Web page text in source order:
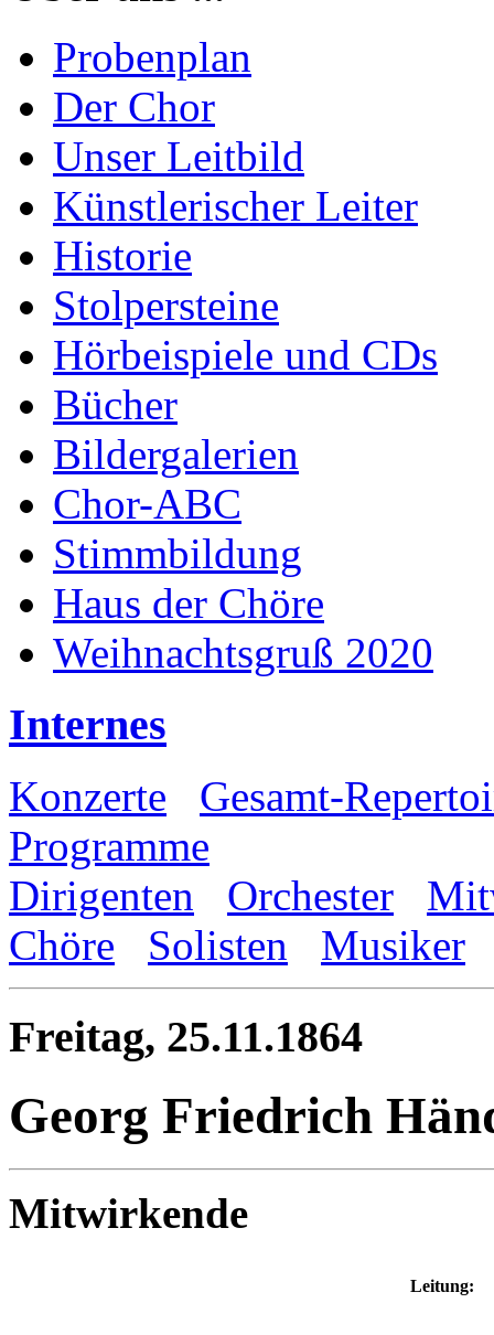
Probenplan
Der Chor
Unser Leitbild
Künstlerischer Leiter
Historie
Stolpersteine
Hörbeispiele und CDs
Bücher
Bildergalerien
Chor-ABC
Stimmbildung
Haus der Chöre
Weihnachtsgruß 2020
Internes
Konzerte
Gesamt-
Programme
Dirigenten
Orchester
Chöre
Solisten Musiker
Freitag, 25.11.1864
Georg Friedrich
Mitwirkende
Leitung: